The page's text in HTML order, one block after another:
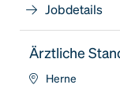
Jobdetails
Ärztliche
Herne